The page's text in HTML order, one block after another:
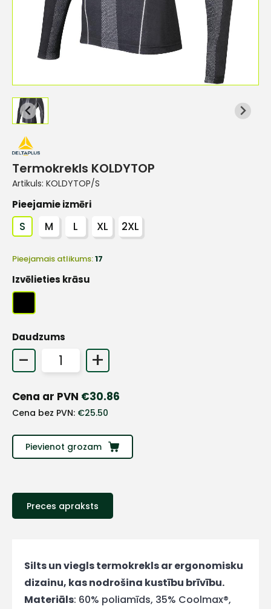
Termokrekls KOLDYTOP
Artikuls: KOLDYTOP/S
Pieejamie izmēri
S M L XL 2XL
Pieejamais atlikums:17
Izvēlieties krāsu
Daudzums
- +
Cena ar PVN €30.86
Cena bez PVN: €25.50
Pievienot grozam
Preces apraksts
Silts un viegls termokrekls ar ergonomisku
dizainu, kas nodrošina kustību brīvību.
Materiāls: 60% poliamīds, 35% Coolmax®,
Sazinies
ar